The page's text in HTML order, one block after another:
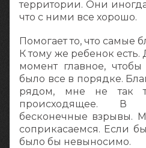
территории. Они
что с ними все хорошо.
Помогает то, что самые
К тому же ребенок
момент главное,
было все в порядке.
рядом, мне не так
происходящее. В
бесконечные взрывы.
соприкасаемся. Если
было бы невыносимо.